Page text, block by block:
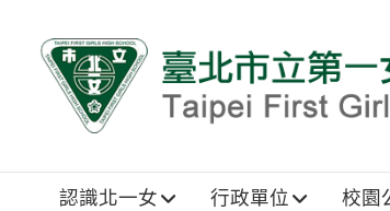
認識北一女 行政單位 校園